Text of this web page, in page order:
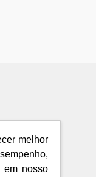
melhor
em nosso